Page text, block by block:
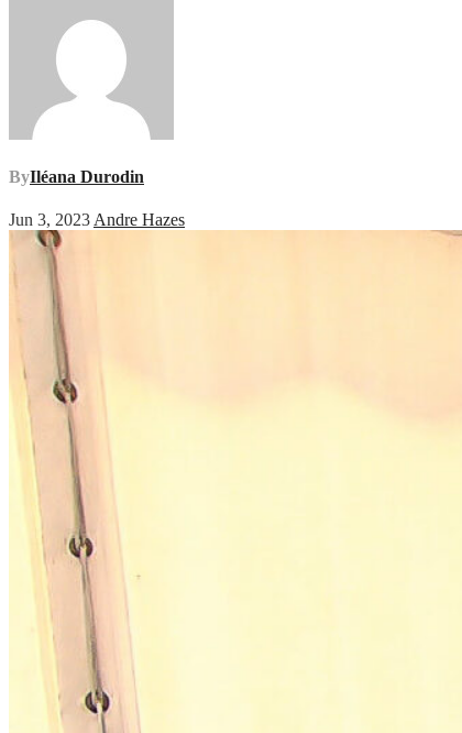
ByIléana Durodin
Jun 3, 2023 Andre Hazes